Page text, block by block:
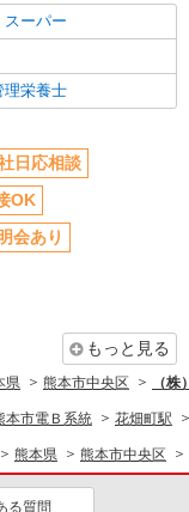
スーパー
理栄養士
日応相談
OK
会あり
もっと見る
県 熊本市中央区 （
本市電Ｂ系統 花畑町駅
熊本県 熊本市中央区
る質問